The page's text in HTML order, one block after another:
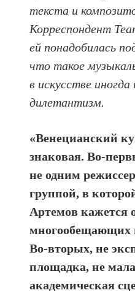
текста и
Корреспондент
ей понадобилась
что такое
в искусстве
дилетантизм.
«Венецианский
знаковая. Во-
не одним
группой, в
Артемов кажется
многообещающих
Во-вторых, не
площадка, не
академическая